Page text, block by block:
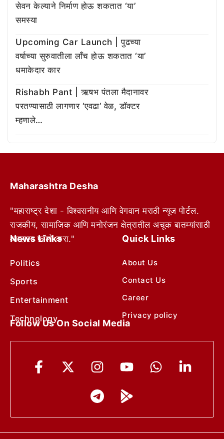
सेवन केल्याने निर्माण होऊ शकतात ‘या’
समस्या
Upcoming Car Launch | पुढच्या
वर्षाच्या सुरुवातीला लाँच होऊ शकतात ‘या’
धमाकेदार कार
Rishabh Pant | ऋषभ पंतला मैदानावर
परतण्यासाठी लागणार ‘एवढा’ वेळ, डॉक्टर
म्हणाले…
Maharashtra Desha
"महाराष्ट्र देशा - विश्वसनीय आणि वेगवान मराठी न्यूज पोर्टल.
राजकीय, सामाजिक आणि मनोरंजन क्षेत्रातील अचूक बातम्यांसाठी
आम्हाला फॉलो करा."
News Links
Politics
Sports
Entertainment
Technology
Quick Links
About Us
Contact Us
Career
Privacy policy
Follow Us On Social Media